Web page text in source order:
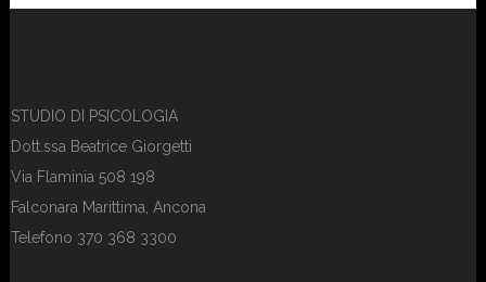
STUDIO DI PSICOLOGIA
Dott.ssa Beatrice Giorgetti
Via Flaminia 508 198
Falconara Marittima, Ancona
Telefono 370 368 3300